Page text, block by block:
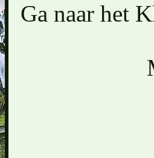
Ga naar het